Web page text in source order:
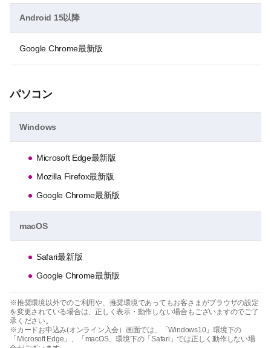
Android 15以降
Google Chrome最新版
パソコン
Windows
Microsoft Edge最新版
Mozilla Firefox最新版
Google Chrome最新版
macOS
Safari最新版
Google Chrome最新版
※推奨環境以外でのご利用や、推奨環境であってもお客さまがブラウザの設定
を変更されている場合は、正しく表示・動作しない場合もございますのでご了
承ください。
※カードお申込み(オンライン入会）画面では、「Windows10」環境下の
「Microsoft Edge」、「macOS」環境下の「Safari」では正しく動作しない場